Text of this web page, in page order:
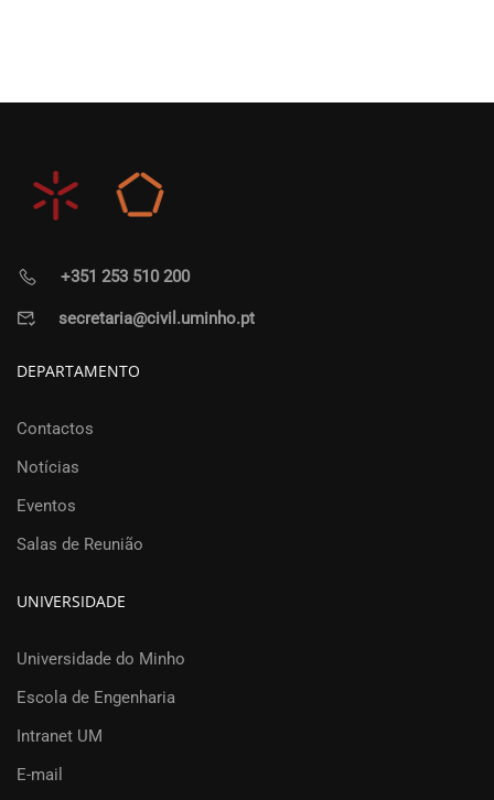
+351 253 510 200
secretaria@civil.uminho.pt
DEPARTAMENTO
Contactos
Notícias
Eventos
Salas de Reunião
UNIVERSIDADE
Universidade do Minho
Escola de Engenharia
Intranet UM
E-mail